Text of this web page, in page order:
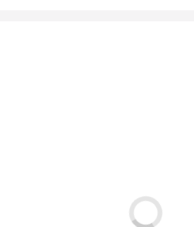
Colisée, Palatin et Forum